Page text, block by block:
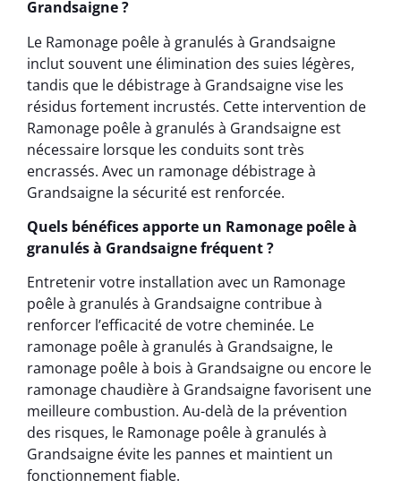
Grandsaigne ?
Le Ramonage poêle à granulés à Grandsaigne
inclut souvent une élimination des suies légères,
tandis que le débistrage à Grandsaigne vise les
résidus fortement incrustés. Cette intervention de
Ramonage poêle à granulés à Grandsaigne est
nécessaire lorsque les conduits sont très
encrassés. Avec un ramonage débistrage à
Grandsaigne la sécurité est renforcée.
Quels bénéfices apporte un Ramonage poêle à
granulés à Grandsaigne fréquent ?
Entretenir votre installation avec un Ramonage
poêle à granulés à Grandsaigne contribue à
renforcer l’efficacité de votre cheminée. Le
ramonage poêle à granulés à Grandsaigne, le
ramonage poêle à bois à Grandsaigne ou encore le
ramonage chaudière à Grandsaigne favorisent une
meilleure combustion. Au-delà de la prévention
des risques, le Ramonage poêle à granulés à
Grandsaigne évite les pannes et maintient un
fonctionnement fiable.